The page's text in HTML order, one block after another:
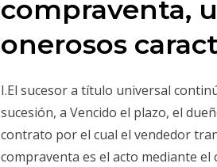
compraventa,
onerosos
I.El sucesor a título universal
sucesión, a Vencido el plazo, el
contrato por el cual el vendedor
compraventa es el acto mediante